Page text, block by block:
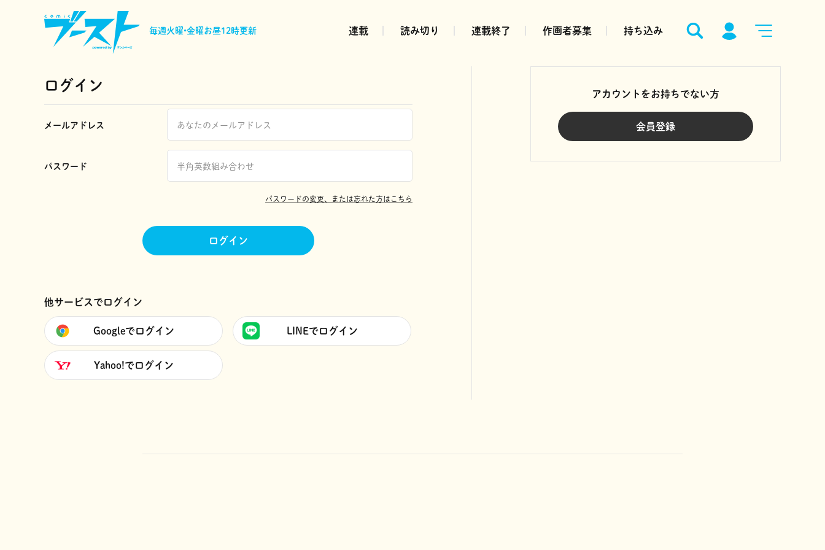
毎週火曜•金曜お昼12時更新 連載 読み切り 連載終了 作画者募集 持ち込み
ログイン
メールアドレス
パスワード
パスワードの変更、または忘れた方はこちら
ログイン
他サービスでログイン
Googleでログイン LINEでログイン
Yahoo!でログイン
アカウントをお持ちでない方
会員登録